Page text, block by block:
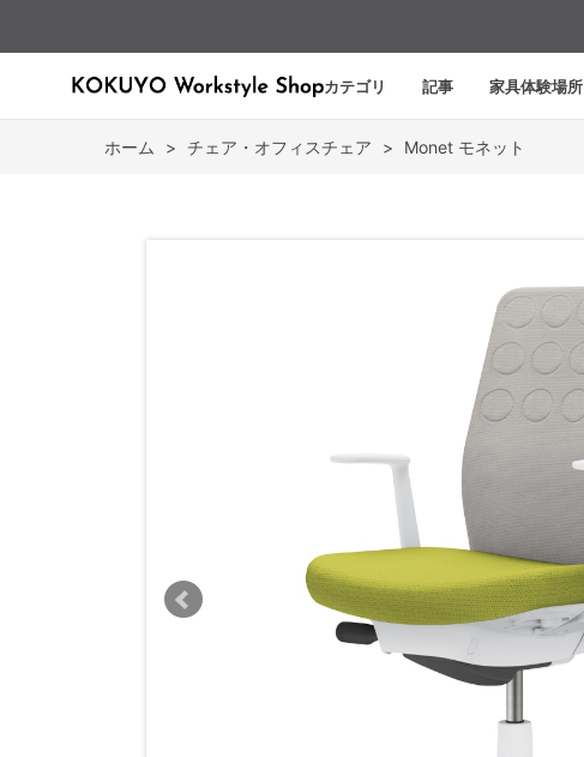
カテゴリ 記事 家具体験場所
ホーム > チェア・オフィスチェア > Monet モネット